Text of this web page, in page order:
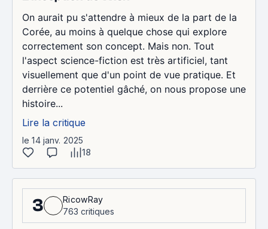
On aurait pu s'attendre à mieux de la part de la
Corée, au moins à quelque chose qui explore
correctement son concept. Mais non. Tout
l'aspect science-fiction est très artificiel, tant
visuellement que d'un point de vue pratique. Et
derrière ce potentiel gâché, on nous propose une
histoire...
Lire la critique
le 14 janv. 2025
18
3
RicowRay
763 critiques